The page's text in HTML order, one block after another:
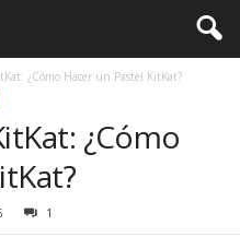
¿Cómo Hacer un Pastel KitKat?
¿Cómo
1